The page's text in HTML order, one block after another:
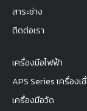
สาระช่าง
ติดต่อเรา
เครื่องมือไฟฟ้า
APS Series เครื่อง
เครื่องมือวัด